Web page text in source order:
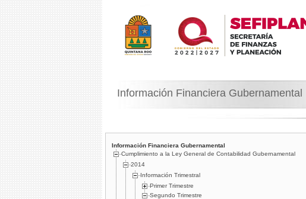
Información Financiera Gubernamental
Información Financiera Gubernamental
Cumplimiento a la Ley General de Contabilidad Gubernamental
2014
Información Trimestral
Primer Trimestre
Segundo Trimestre